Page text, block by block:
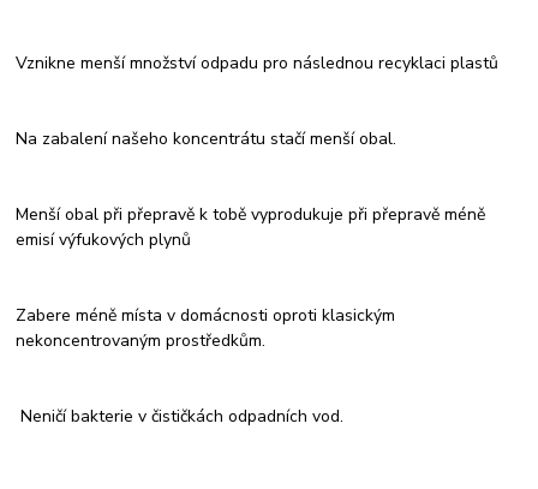
Vznikne menší množství odpadu pro následnou recyklaci plastů
Na zabalení našeho koncentrátu stačí menší obal.
Menší obal při přepravě k tobě vyprodukuje při přepravě méně
emisí výfukových plynů
Zabere méně místa v domácnosti oproti klasickým
nekoncentrovaným prostředkům.
Neničí bakterie v čističkách odpadních vod.